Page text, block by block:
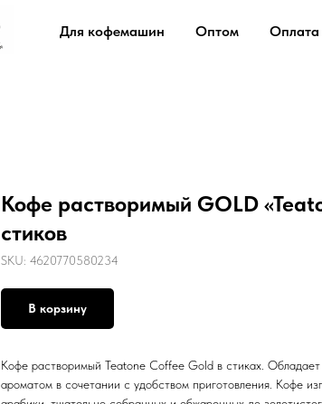
Для кофемашин Оптом Оплата
Кофе растворимый GOLD
стиков
SKU: 4620770580234
В корзину
Кофе растворимый Teatone Coffee Gold в стиках.
ароматом в сочетании с удобством приготовления. Кофе